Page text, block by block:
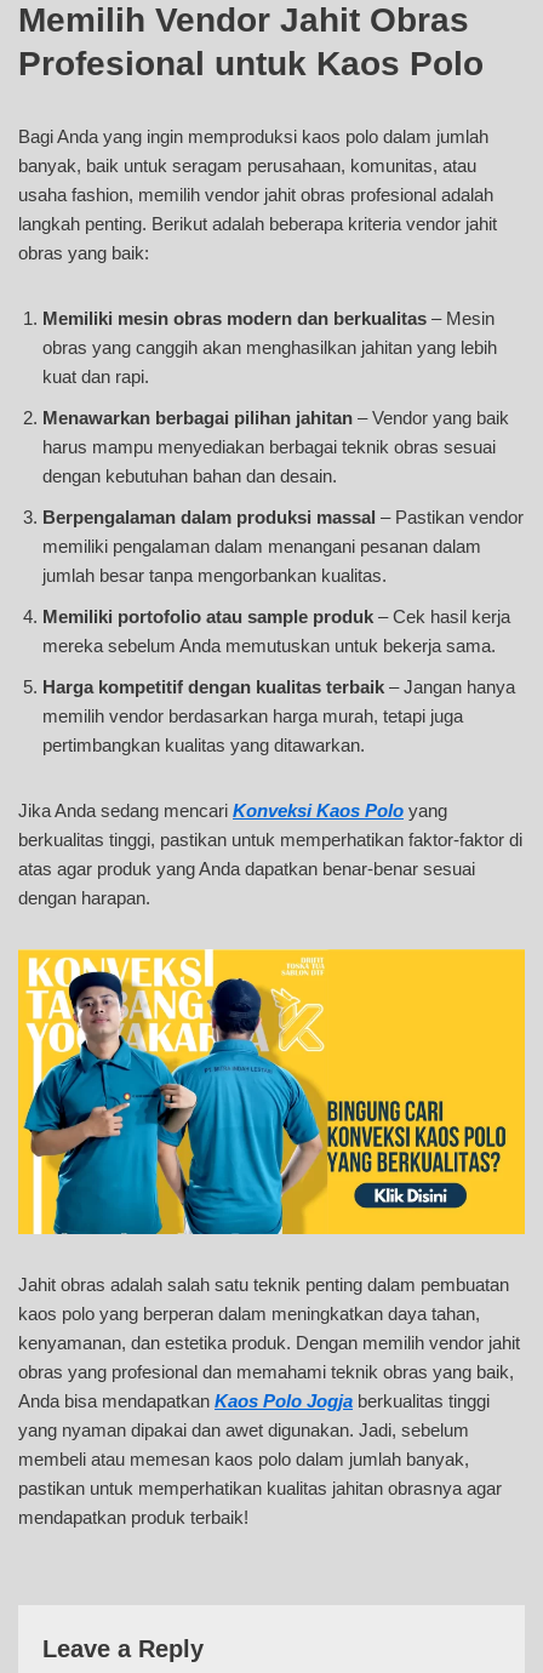
Memilih Vendor Jahit Obras
Profesional untuk Kaos Polo
Bagi Anda yang ingin memproduksi kaos polo dalam jumlah
banyak, baik untuk seragam perusahaan, komunitas, atau
usaha fashion, memilih vendor jahit obras profesional adalah
langkah penting. Berikut adalah beberapa kriteria vendor jahit
obras yang baik:
Memiliki mesin obras modern dan berkualitas – Mesin
obras yang canggih akan menghasilkan jahitan yang lebih
kuat dan rapi.
Menawarkan berbagai pilihan jahitan – Vendor yang baik
harus mampu menyediakan berbagai teknik obras sesuai
dengan kebutuhan bahan dan desain.
Berpengalaman dalam produksi massal – Pastikan vendor
memiliki pengalaman dalam menangani pesanan dalam
jumlah besar tanpa mengorbankan kualitas.
Memiliki portofolio atau sample produk – Cek hasil kerja
mereka sebelum Anda memutuskan untuk bekerja sama.
Harga kompetitif dengan kualitas terbaik – Jangan hanya
memilih vendor berdasarkan harga murah, tetapi juga
pertimbangkan kualitas yang ditawarkan.
Jika Anda sedang mencari Konveksi Kaos Polo yang
berkualitas tinggi, pastikan untuk memperhatikan faktor-faktor di
atas agar produk yang Anda dapatkan benar-benar sesuai
dengan harapan.
Jahit obras adalah salah satu teknik penting dalam pembuatan
kaos polo yang berperan dalam meningkatkan daya tahan,
kenyamanan, dan estetika produk. Dengan memilih vendor jahit
obras yang profesional dan memahami teknik obras yang baik,
Anda bisa mendapatkan Kaos Polo Jogja berkualitas tinggi
yang nyaman dipakai dan awet digunakan. Jadi, sebelum
membeli atau memesan kaos polo dalam jumlah banyak,
pastikan untuk memperhatikan kualitas jahitan obrasnya agar
mendapatkan produk terbaik!
Leave a Reply